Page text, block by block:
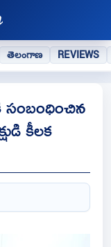
తెలంగాణ REVIEWS
సంబంధించిన
కీలక